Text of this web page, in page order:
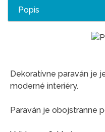
Popis
Dekoratívne paraván je
moderné interiéry.
Paraván je obojstranne